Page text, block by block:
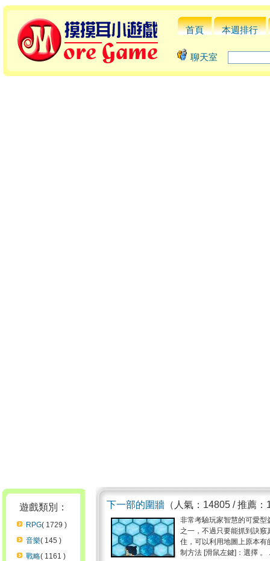
首頁 本週排行
聊天室
遊戲類別：
RPG( 1729 )
音樂( 145 )
戰略( 1161 )
下一部的圍牆 （人氣：14805 / 推薦：
非常考驗玩家智慧的可愛
之一，不過只要能抓到訣
住，可以利用地圖上原本
制方法 [滑鼠左鍵]：選擇 。